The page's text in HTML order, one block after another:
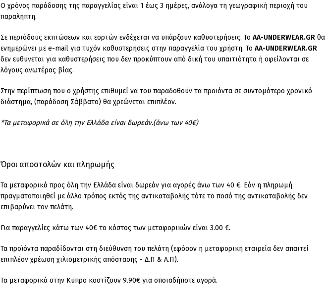
Ο χρόνος παράδοσης της παραγγελίας είναι 1 έως 3 ημέρες, ανάλογα τη γεωγραφική περιοχή του
παραλήπτη.
Σε περιόδους εκπτώσεων και εορτών ενδέχεται να υπάρξουν καθυστερήσεις. Το AA-UNDERWEAR.GR θα
ενημερώνει με e-mail για τυχόν καθυστερήσεις στην παραγγελία του χρήστη. Το AA-UNDERWEAR.GR
δεν ευθύνεται για καθυστερήσεις που δεν προκύπτουν από δική του υπαιτιότητα ή οφείλονται σε
λόγους ανωτέρας βίας.
Στην περίπτωση που ο χρήστης επιθυμεί να του παραδοθούν τα προϊόντα σε συντομότερο χρονικό
διάστημα, (παράδοση Σάββατο) θα χρεώνεται επιπλέον.
*Τα μεταφορικά σε όλη την Ελλάδα είναι δωρεάν.(άνω των 40€)
Όροι αποστολών και πληρωμής
Τα μεταφορικά προς όλη την Ελλάδα είναι δωρεάν για αγορές άνω των 40 €. Εάν η πληρωμή
πραγματοποιηθεί με άλλο τρόπος εκτός της αντικαταβολής τότε το ποσό της αντικαταβολής δεν
επιβαρύνει τον πελάτη.
Για παραγγελίες κάτω των 40€ το κόστος των μεταφορικών είναι 3.00 €.
Τα προϊόντα παραδίδονται στη διεύθυνση του πελάτη (εφόσον η μεταφορική εταιρεία δεν απαιτεί
επιπλέον χρέωση χιλιομετρικής απόστασης - Δ.Π & Α.Π).
Τα μεταφορικά στην Κύπρο κοστίζουν 9.90€ για οποιαδήποτε αγορά.